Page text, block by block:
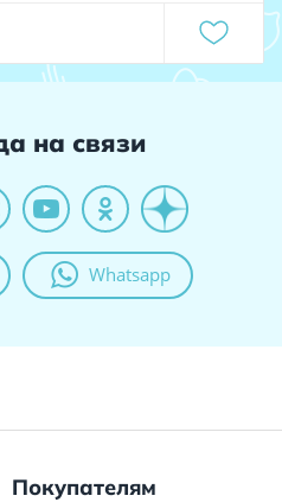
на связи
Whatsapp
Покупателям